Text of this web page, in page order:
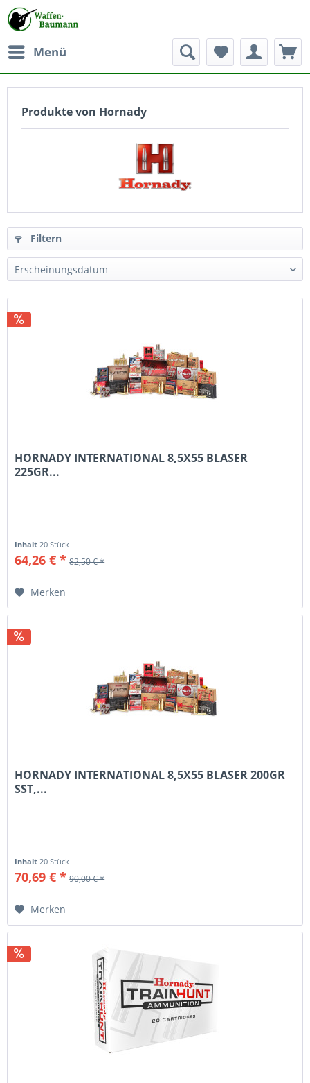
Menü
Produkte von Hornady
Filtern
HORNADY INTERNATIONAL 8,5X55 BLASER
225GR...
Inhalt20 Stück
64,26 € * 82,50 € *
Merken
HORNADY INTERNATIONAL 8,5X55 BLASER 200GR
SST,...
Inhalt 20 Stück
70,69 € * 90,00 € *
Merken